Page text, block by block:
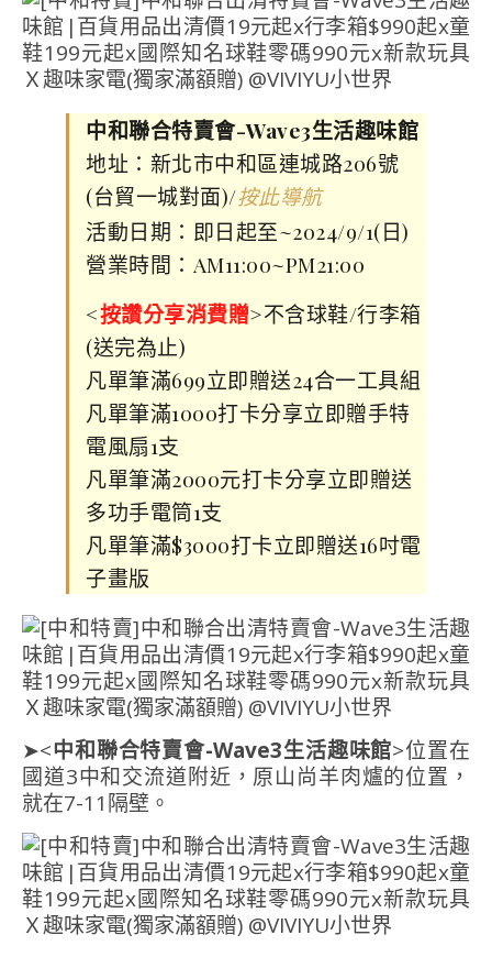
中和聯合特賣會-Wave3生活趣味館
地址：新北市中和區連城路206號
(台貿一城對面)/按此導航
活動日期：即日起至~2024/9/1(日)
營業時間：AM11:00~PM21:00
<按讚分享消費贈>不含球鞋/行李箱
(送完為止)
凡單筆滿699立即贈送24合一工具組
凡單筆滿1000打卡分享立即贈手特
電風扇1支
凡單筆滿2000元打卡分享立即贈送
多功手電筒1支
凡單筆滿$3000打卡立即贈送16吋電
子畫版
➤<中和聯合特賣會-Wave3生活趣味館>位置在
國道3中和交流道附近，原山尚羊肉爐的位置，
就在7-11隔壁。